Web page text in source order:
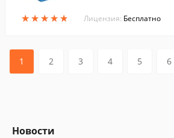
★★★★★
★★★★★ Лицензия: Бесплатно
1 2 3 4 5 6
Новости